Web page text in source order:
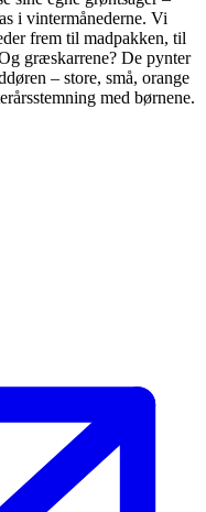
i vintermånederne. Vi
frem til madpakken, til
græskarrene? De pynter
– store, små, orange
med børnene.